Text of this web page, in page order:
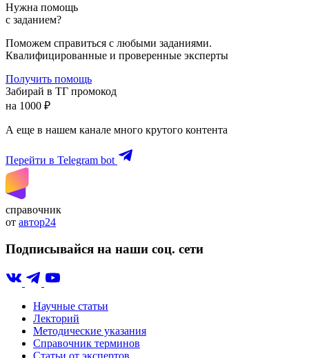
Нужна помощь
с заданием?
Поможем справиться с любыми заданиями.
Квалифицированные и проверенные эксперты
Получить помощь
Забирай в ТГ промокод
на 1000 ₽
А еще в нашем канале много крутого контента
Перейти в Telegram bot
справочник
от автор24
Подписывайся на наши соц. сети
Научные статьи
Лекторий
Методические указания
Справочник терминов